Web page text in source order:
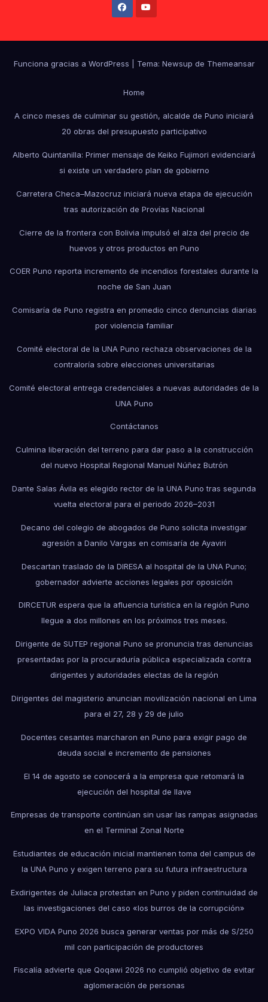
Funciona gracias a WordPress Tema: Newsup de Themeansar
Home
A cinco meses de culminar su gestión, alcalde de Puno iniciará
20 obras del presupuesto participativo
Alberto Quintanilla: Primer mensaje de Keiko Fujimori evidenciará
si existe un verdadero plan de gobierno
Carretera Checa–Mazocruz iniciará nueva etapa de ejecución
tras autorización de Provías Nacional
Cierre de la frontera con Bolivia impulsó el alza del precio de
huevos y otros productos en Puno
COER Puno reporta incremento de incendios forestales durante la
noche de San Juan
Comisaría de Puno registra en promedio cinco denuncias diarias
por violencia familiar
Comité electoral de la UNA Puno rechaza observaciones de la
contraloría sobre elecciones universitarias
Comité electoral entrega credenciales a nuevas autoridades de la
UNA Puno
Contáctanos
Culmina liberación del terreno para dar paso a la construcción
del nuevo Hospital Regional Manuel Núñez Butrón
Dante Salas Ávila es elegido rector de la UNA Puno tras segunda
vuelta electoral para el periodo 2026–2031
Decano del colegio de abogados de Puno solicita investigar
agresión a Danilo Vargas en comisaría de Ayaviri
Descartan traslado de la DIRESA al hospital de la UNA Puno;
gobernador advierte acciones legales por oposición
DIRCETUR espera que la afluencia turística en la región Puno
llegue a dos millones en los próximos tres meses.
Dirigente de SUTEP regional Puno se pronuncia tras denuncias
presentadas por la procuraduría pública especializada contra
dirigentes y autoridades electas de la región
Dirigentes del magisterio anuncian movilización nacional en Lima
para el 27, 28 y 29 de julio
Docentes cesantes marcharon en Puno para exigir pago de
deuda social e incremento de pensiones
El 14 de agosto se conocerá a la empresa que retomará la
ejecución del hospital de Ilave
Empresas de transporte continúan sin usar las rampas asignadas
en el Terminal Zonal Norte
Estudiantes de educación inicial mantienen toma del campus de
la UNA Puno y exigen terreno para su futura infraestructura
Exdirigentes de Juliaca protestan en Puno y piden continuidad de
las investigaciones del caso «los burros de la corrupción»
EXPO VIDA Puno 2026 busca generar ventas por más de S/250
mil con participación de productores
Fiscalía advierte que Qoqawi 2026 no cumplió objetivo de evitar
aglomeración de personas